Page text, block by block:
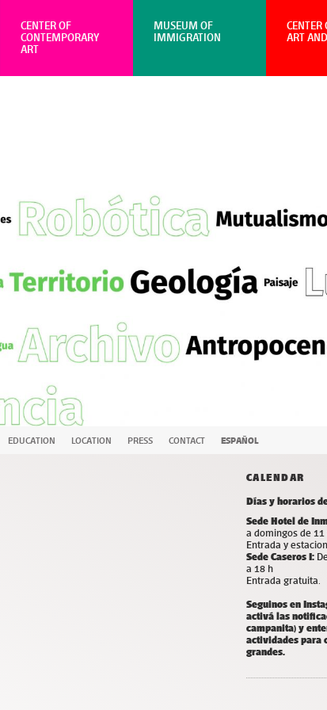
EDUCATION LOCATION PRESS CONTACT ESPAÑOL
CALENDAR
Días y horarios
Sede Hotel de
a domingos de 11
Entrada y
Sede Caseros I:
a 18 h
Entrada gratuita.
Seguinos en
activá las
campanita) y
actividades para
grandes.
CENTER
ART
MUSEUM OF
IMMIGRATION
CENTER OF
CONTEMPORARY
ART